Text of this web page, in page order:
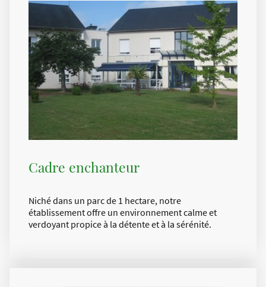
Cadre enchanteur
Niché dans un parc de 1 hectare, notre
établissement offre un environnement calme et
verdoyant propice à la détente et à la sérénité.